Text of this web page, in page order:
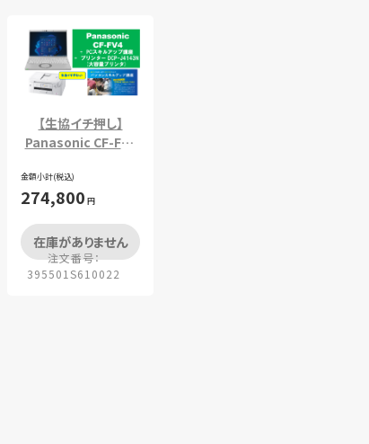
【生協イチ押し】
Panasonic CF-FV4
座＋大容量プリンタ
セット
金額小計(税込)
274,800 円
在庫がありません
注文番号：
395501S610022